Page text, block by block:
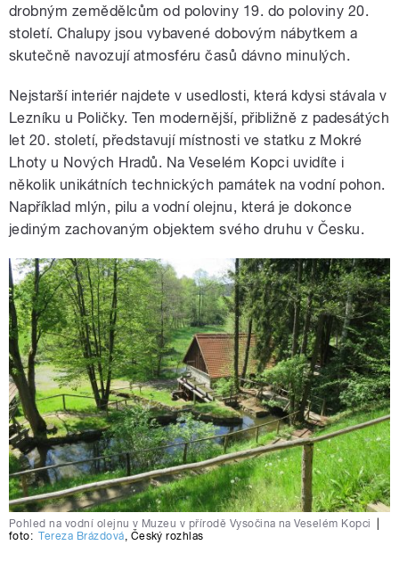
drobným zemědělcům od poloviny 19. do poloviny 20.
století. Chalupy jsou vybavené dobovým nábytkem a
skutečně navozují atmosféru časů dávno minulých.
Nejstarší interiér najdete v usedlosti, která kdysi stávala v
Lezníku u Poličky. Ten modernější, přibližně z padesátých
let 20. století, představují místnosti ve statku z Mokré
Lhoty u Nových Hradů. Na Veselém Kopci uvidíte i
několik unikátních technických památek na vodní pohon.
Například mlýn, pilu a vodní olejnu, která je dokonce
jediným zachovaným objektem svého druhu v Česku.
Pohled na vodní olejnu v Muzeu v přírodě Vysočina na Veselém Kopci
foto: Tereza Brázdová, Český rozhlas